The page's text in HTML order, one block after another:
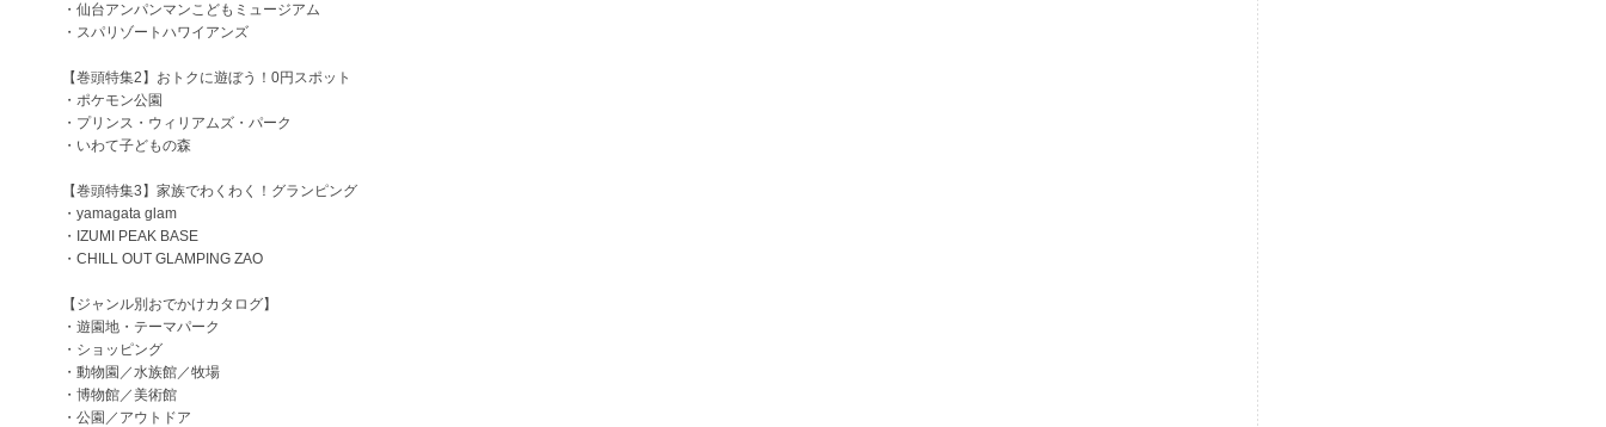
・仙台アンパンマンこどもミュージアム
・スパリゾートハワイアンズ
【巻頭特集2】おトクに遊ぼう！0円スポット
・ポケモン公園
・プリンス・ウィリアムズ・パーク
・いわて子どもの森
【巻頭特集3】家族でわくわく！グランピング
・yamagata glam
・IZUMI PEAK BASE
・CHILL OUT GLAMPING ZAO
【ジャンル別おでかけカタログ】
・遊園地・テーマパーク
・ショッピング
・動物園／水族館／牧場
・博物館／美術館
・公園／アウトドア